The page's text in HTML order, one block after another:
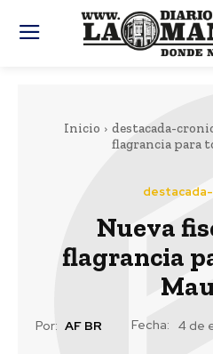
Inicio destacada-
flagrancia para
Nueva
flagrancia
Por: AF BR Fecha: 4 de